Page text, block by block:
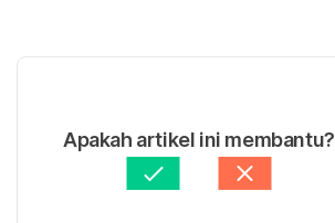
Apakah artikel ini membantu?